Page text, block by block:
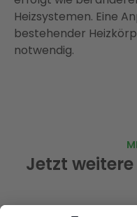
Heizsystemen. Eine
bestehender
notwendig.
Jetzt